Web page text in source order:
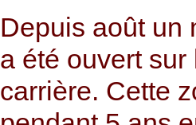
Depuis août un
a été ouvert
carrière. Cette